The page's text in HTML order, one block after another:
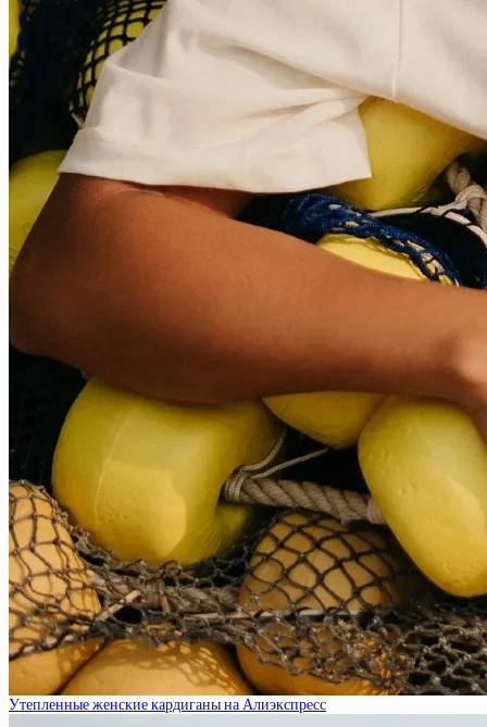
Утепленные женские кардиганы на Алиэкспресс